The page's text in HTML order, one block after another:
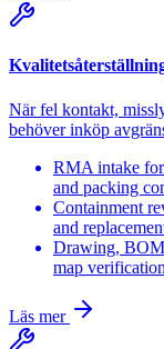
När fel kontakt,
behöver inköp
RMA intake
and packing
Containment
and
Drawing,
map verification
Läs mer